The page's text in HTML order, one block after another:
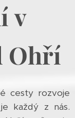
v
Ohří
cesty rozvoje
každý z nás.